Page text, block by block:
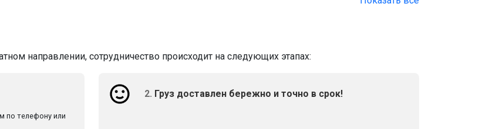
направлении, сотрудничество происходит на следующих этапах:
по телефону или
2. Груз доставлен бережно и точно в срок!